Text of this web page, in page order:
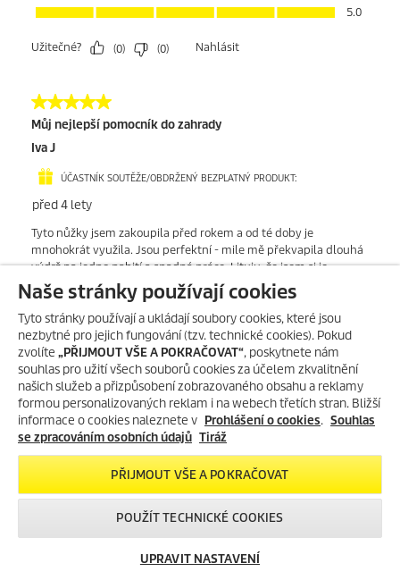
Naše stránky používají cookies
Tyto stránky používají a ukládají soubory cookies, které jsou
nezbytné pro jejich fungování (tzv. technické cookies). Pokud
zvolíte „PŘIJMOUT VŠE A POKRAČOVAT“, poskytnete nám
souhlas pro užití všech souborů cookies za účelem zkvalitnění
našich služeb a přizpůsobení zobrazovaného obsahu a reklamy
formou personalizovaných reklam i na webech třetích stran. Bližší
informace o cookies naleznete v Prohlášení o cookies. Souhlas
se zpracováním osobních údajů Tiráž
PŘIJMOUT VŠE A POKRAČOVAT
POUŽÍT TECHNICKÉ COOKIES
UPRAVIT NASTAVENÍ